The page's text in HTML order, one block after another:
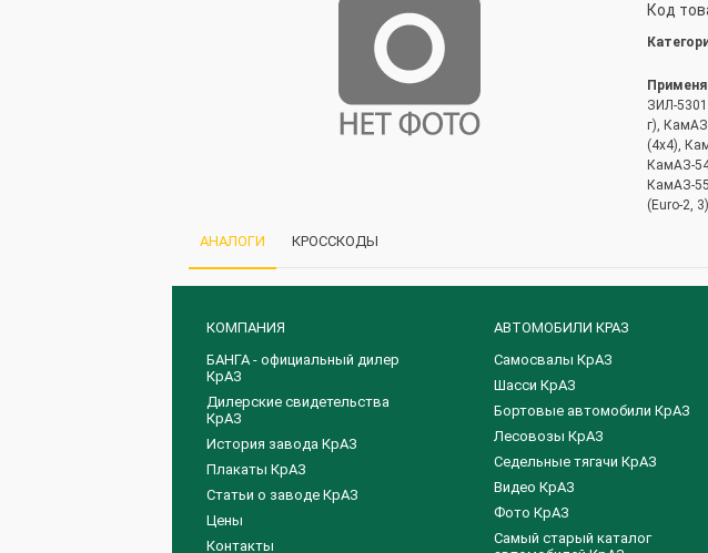
Код
ЗИЛ-
г),
(4х4),
КамАЗ-
КамАЗ-
(Euro-2,
АНАЛОГИ КРОССКОДЫ
КОМПАНИЯ
БАНГА - официальный дилер
КрАЗ
Дилерские свидетельства
КрАЗ
История завода КрАЗ
Плакаты КрАЗ
Статьи о заводе КрАЗ
Цены
Контакты
АВТОМОБИЛИ КРАЗ
Самосвалы КрАЗ
Шасси КрАЗ
Бортовые автомобили КрАЗ
Лесовозы КрАЗ
Седельные тягачи КрАЗ
Видео КрАЗ
Фото КрАЗ
Самый старый каталог